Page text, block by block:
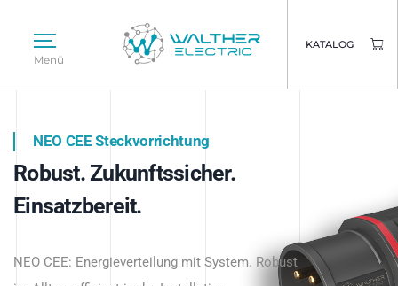
Menü
KATALOG
Intelligente Stromverteilung
beginnt hier.
NEO CEE Steckvorrichtung
Robust. Zukunftssicher.
Einsatzbereit.
NEO CEE: Energieverteilung mit System. Robust
Intelligenz trifft Energie.
Anwendungen – robust, IP-geschützt und